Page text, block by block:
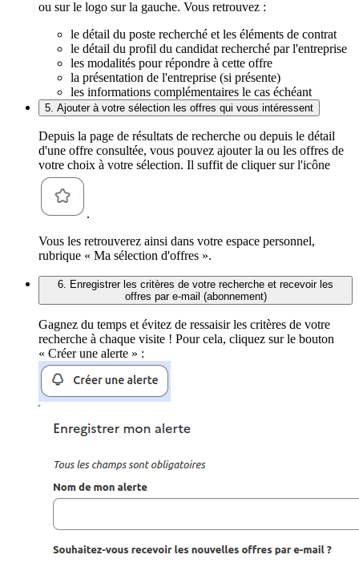
ou sur le logo sur la gauche. Vous retrouvez :
le détail du poste recherché et les éléments de contrat
le détail du profil du candidat recherché par l'entreprise
les modalités pour répondre à cette offre
la présentation de l'entreprise (si présente)
les informations complémentaires le cas échéant
5. Ajouter à votre sélection les offres qui vous intéressent
Depuis la page de résultats de recherche ou depuis le détail
d'une offre consultée, vous pouvez ajouter la ou les offres de
votre choix à votre sélection. Il suffit de cliquer sur l'icône
.
Vous les retrouverez ainsi dans votre espace personnel,
rubrique « Ma sélection d'offres ».
6. Enregistrer les critères de votre recherche et recevoir les
offres par e-mail (abonnement)
Gagnez du temps et évitez de ressaisir les critères de votre
recherche à chaque visite ! Pour cela, cliquez sur le bouton
« Créer une alerte » :